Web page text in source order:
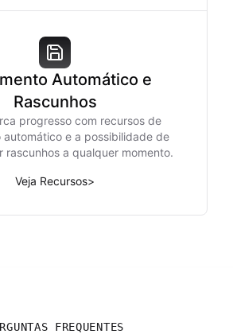
Automático e
Rascunhos
progresso com recursos de
automático e a possibilidade de
rascunhos a qualquer momento.
Veja Recursos>
FREQUENTES